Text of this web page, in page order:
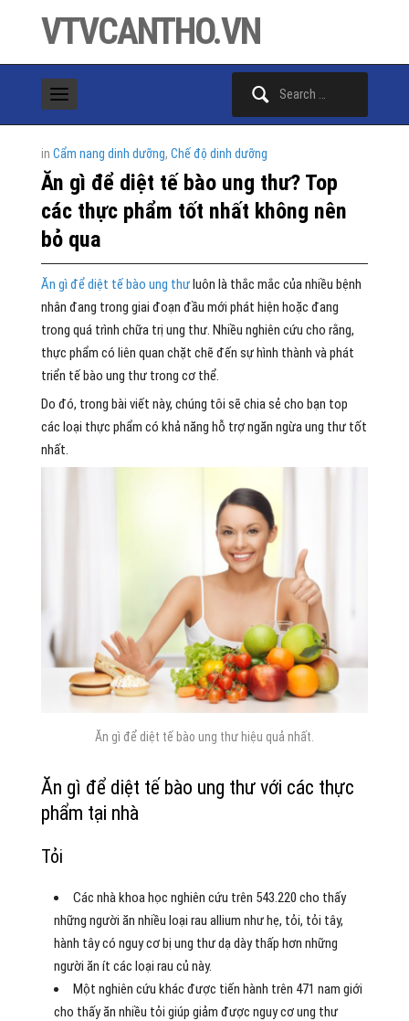
VTVCANTHO.VN
in Cẩm nang dinh dưỡng, Chế độ dinh dưỡng
Ăn gì để diệt tế bào ung thư? Top
các thực phẩm tốt nhất không nên
bỏ qua
Ăn gì để diệt tế bào ung thưluôn là thắc mắc của nhiều bệnh
nhân đang trong giai đoạn đầu mới phát hiện hoặc đang
trong quá trình chữa trị ung thư. Nhiều nghiên cứu cho rằng,
thực phẩm có liên quan chặt chẽ đến sự hình thành và phát
triển tế bào ung thư trong cơ thể.
Do đó, trong bài viết này, chúng tôi sẽ chia sẻ cho bạn top
các loại thực phẩm có khả năng hỗ trợ ngăn ngừa ung thư tốt
nhất.
Ăn gì để diệt tế bào ung thư hiệu quả nhất.
Ăn gì để diệt tế bào ung thư với các thực
phẩm tại nhà
Tỏi
Các nhà khoa học nghiên cứu trên 543.220 cho thấy
những người ăn nhiều loại rau allium như hẹ, tỏi, tỏi tây,
hành tây có nguy cơ bị ung thư dạ dày thấp hơn những
người ăn ít các loại rau củ này.
Một nghiên cứu khác được tiến hành trên 471 nam giới
cho thấy ăn nhiều tỏi giúp giảm được nguy cơ ung thư